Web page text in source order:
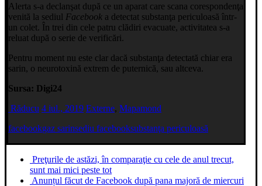
Alerta s-a declanşat după ce un aparat care scana corespondenţa
venită la sediul Facebook a detectat substanţa periculoasă într-
un colet. În trei din cele patru clădiri evacuate, activitatea s-a
reluat după o serie de verificări.
Pentru moment nu este clar dacă substanţa detectată chiar era
sarin, o neurotoxină extrem de puternică, sau altceva.
Sursa: Digi24
Răducu 4 iul., 2019 Externe, Mapamond
facebookgaz sarinsediu facebooksubstanţa periculoasă
Preţurile de astăzi, în comparaţie cu cele de anul trecut,
sunt mai mici peste tot
Anunțul făcut de Facebook după pana majoră de miercuri